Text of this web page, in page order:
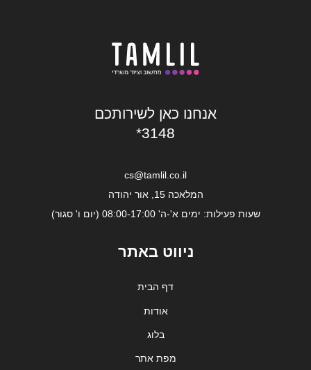
אנחנו כאן לשירותכם
*3148
cs@tamlil.co.il
המלאכה 15, אור יהודה
שעות פעילות: ימים א'-ה' 08:00-17:00 (יום ו' סגור)
ניווט באתר
דף הבית
אודות
בלוג
מפת אתר